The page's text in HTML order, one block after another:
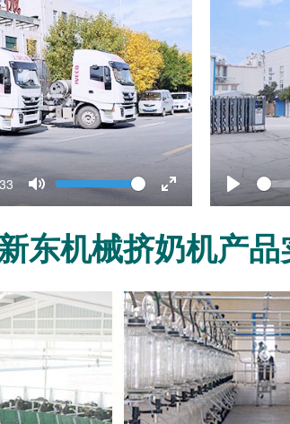
Volume
Play
东机械挤奶机产品